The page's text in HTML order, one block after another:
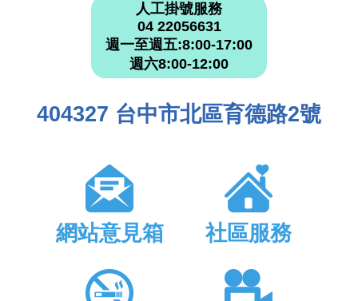
人工掛號服務
04 22056631
週一至週五:8:00-17:00
週六8:00-12:00
404327 台中市北區育德路2號
網站意見箱 社區服務